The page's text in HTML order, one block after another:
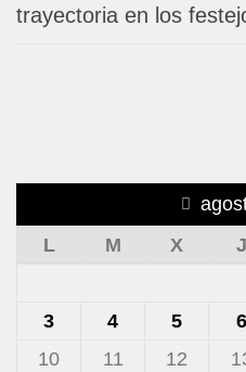
trayectoria en los
L
M X J
3
4 5 6
10
11 12